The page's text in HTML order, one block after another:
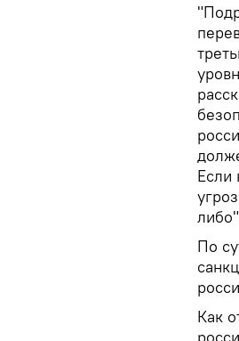
Если
По
Как